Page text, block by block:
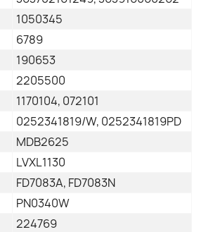
1050345
6789
190653
2205500
1170104, 072101
0252341819/W, 0252341819PD
MDB2625
LVXL1130
FD7083A, FD7083N
PN0340W
224769